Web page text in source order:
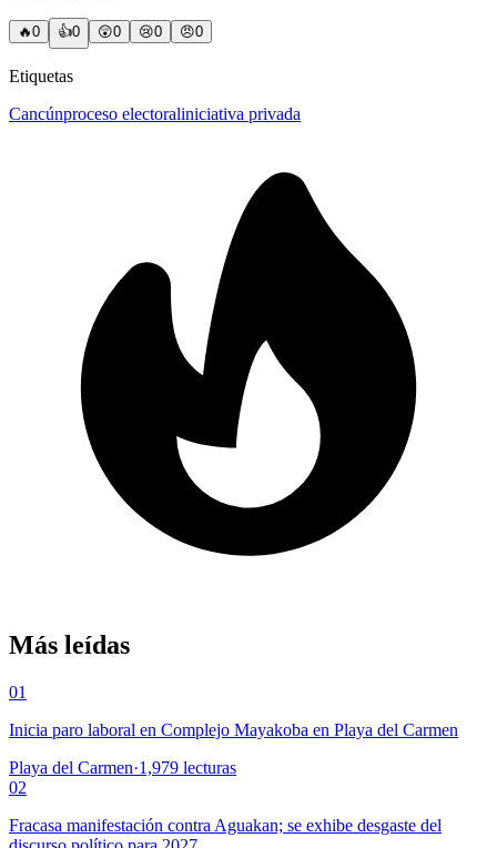
🔥0 👍0 😲0 😢0 😠0
Etiquetas
Cancúnproceso electoraliniciativa privada
Más leídas
01
Inicia paro laboral en Complejo Mayakoba en Playa del Carmen
Playa del Carmen·1,979 lecturas
02
Fracasa manifestación contra Aguakan; se exhibe desgaste del